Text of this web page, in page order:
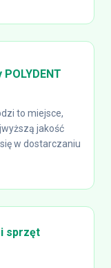
to miejsce,
jakość
w dostarczaniu
sprzęt